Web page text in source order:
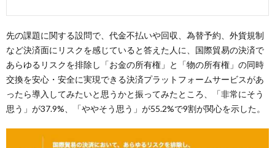
先の課題に関する設問で、代金不払いや回収、為替予約、外貨規制
など決済面にリスクを感じていると答えた人に、国際貿易の決済で
あらゆるリスクを排除し「お金の所有権」と「物の所有権」の同時
交換を安心・安全に実現できる決済プラットフォームサービスがあ
ったら導入してみたいと思うかと振ってみたところ、「非常にそう
思う」が37.9%、「ややそう思う」が55.2%で9割が関心を示した。